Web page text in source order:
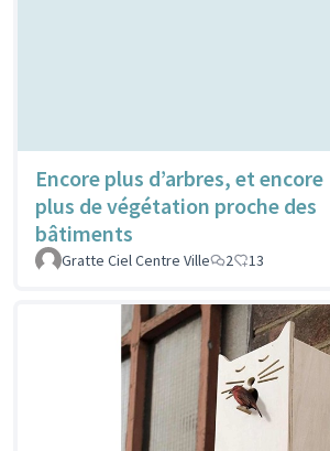
Encore plus d’arbres, et encore
plus de végétation proche des
bâtiments
Gratte Ciel Centre Ville 2 13